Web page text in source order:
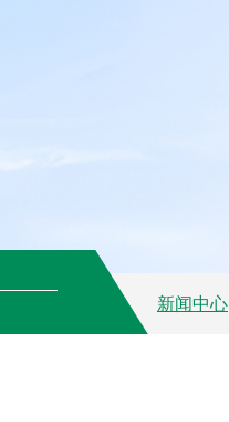
新闻中心